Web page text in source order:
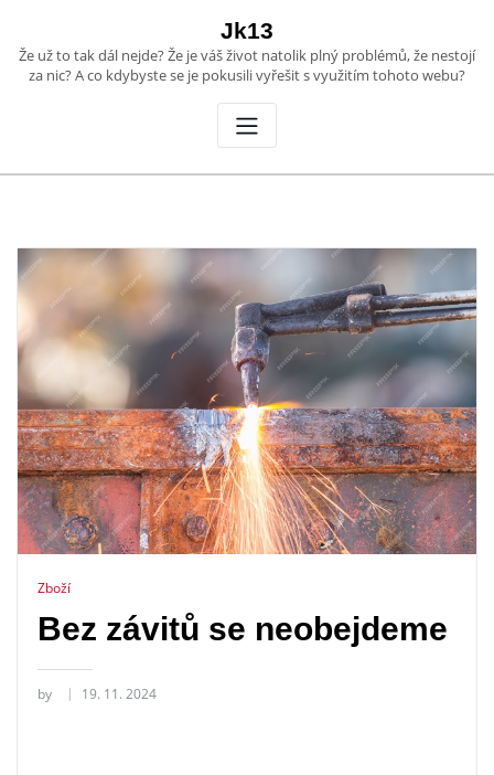
content
Jk13
Že už to tak dál nejde? Že je váš život natolik plný problémů, že nestojí
za nic? A co kdybyste se je pokusili vyřešit s využitím tohoto webu?
Zboží
Bez závitů se neobejdeme
by 19. 11. 2024